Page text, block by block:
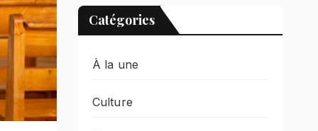
Catégories
À la une
Culture